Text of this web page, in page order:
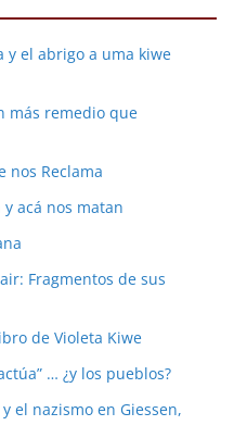
y el abrigo a uma kiwe
más remedio que
nos Reclama
acá nos matan
Fragmentos de sus
de Violeta Kiwe
… ¿y los pueblos?
el nazismo en Giessen,